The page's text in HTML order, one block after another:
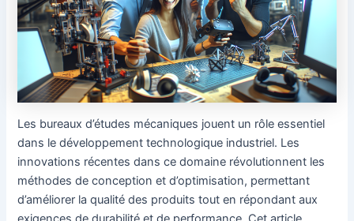
Les bureaux d’études mécaniques jouent un rôle essentiel
dans le développement technologique industriel. Les
innovations récentes dans ce domaine révolutionnent les
méthodes de conception et d’optimisation, permettant
d’améliorer la qualité des produits tout en répondant aux